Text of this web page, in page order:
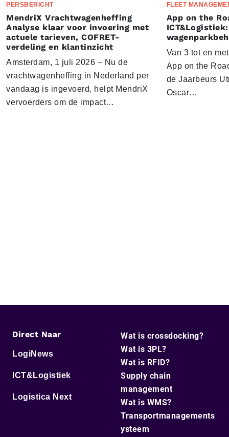
PERSBERICHT
MendriX Vrachtwagenheffing
Analyse klaar voor invoering met
actuele tarieven, COFRET-
verdeling en klantinzicht
Amsterdam, 1 juli 2026 – Nu de
vrachtwagenheffing in Nederland per
vandaag is ingevoerd, helpt MendriX
vervoerders om de impact…
FLEET
App on the
Van 3 tot en
App on the
de Jaarbeurs
Oscar…
Direct Naar
LogiNews
ICT&Logistiek
Logistica Next
Wat is crossdocking?
Wat is 3PL?
Wat is RFID?
Supply chain
management
Wat is WMS?
Transportmanagements
ysteem